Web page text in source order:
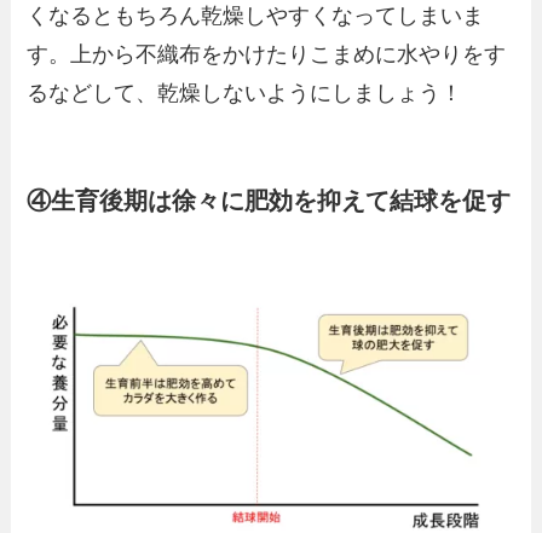
くなるともちろん乾燥しやすくなってしまいま
す。上から不織布をかけたりこまめに水やりをす
るなどして、乾燥しないようにしましょう！
④生育後期は徐々に肥効を抑えて結球を促す